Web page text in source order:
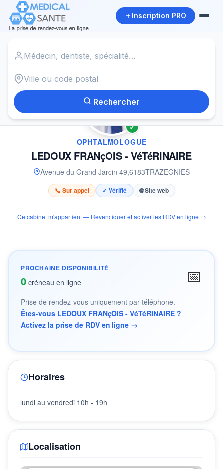
Inscription PRO
Rechercher
LEDOUX FRANçOIS - VéTéRINAIRE
✓
OPHTALMOLOGUE
LEDOUX FRANçOIS - VéTéRINAIRE
Avenue du Grand Jardin 49,6183TRAZEGNIES
📞 Sur appel ✓ Vérifié 🌐 Site web
Ce cabinet m'appartient — Revendiquer et activer les RDV en ligne →
PROCHAINE DISPONIBILITÉ
0 créneau en ligne 📅
Prise de rendez-vous uniquement par téléphone.
Êtes-vous LEDOUX FRANçOIS - VéTéRINAIRE ?
Activez la prise de RDV en ligne →
Horaires
lundi au vendredi 10h - 19h
Localisation